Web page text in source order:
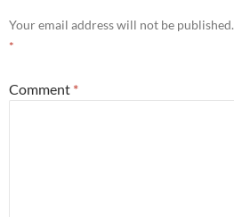
Your email address will not be published.
*
Comment *